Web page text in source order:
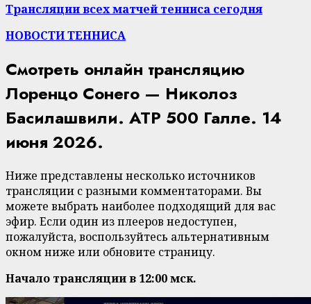
Трансляции всех матчей тенниса сегодня
НОВОСТИ ТЕННИСА
Смотреть онлайн трансляцию
Лоренцо Сонего — Николоз
Басилашвили. ATP 500 Галле. 14
июня 2026.
Ниже представлены несколько источников
трансляции с разными комментаторами. Вы
можете выбрать наиболее подходящий для вас
эфир. Если один из плееров недоступен,
пожалуйста, воспользуйтесь альтернативным
окном ниже или обновите страницу.
Начало трансляции в 12:00 мск.